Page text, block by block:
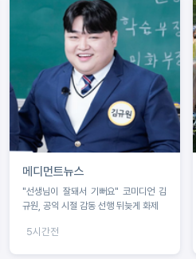
메디먼트뉴스
"선생님이 잘돼서 기뻐요" 코미디언 김
규원, 공익 시절 감동 선행 뒤늦게 화제
5시간전